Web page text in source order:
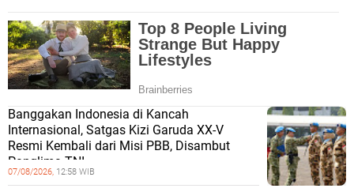
Banggakan Indonesia di Kancah
Internasional, Satgas Kizi Garuda XX-V
Resmi Kembali dari Misi PBB, Disambut
Panglima TNI
07/08/2026, 12:58 WIB